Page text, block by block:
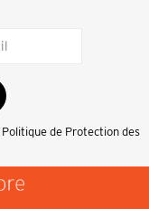
Politique de Protection des